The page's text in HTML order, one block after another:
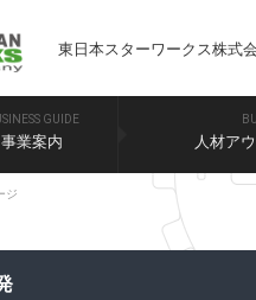
東日本スターワークス株式
GUIDE
事業案内 人材ア
ジ